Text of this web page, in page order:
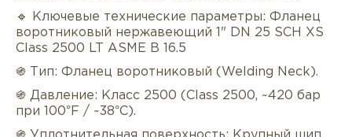
🔹 Ключевые технические параметры: Фланец
воротниковый нержавеющий 1" DN 25 SCH XS
Class 2500 LT ASME B 16.5
֍ Тип: Фланец воротниковый (Welding Neck).
֍ Давление: Класс 2500 (Class 2500, ~420 бар
при 100°F / ~38°C).